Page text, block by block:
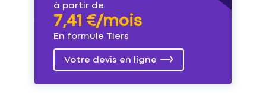
à partir de
7,41 €/mois
En formule Tiers
Votre devis en ligne